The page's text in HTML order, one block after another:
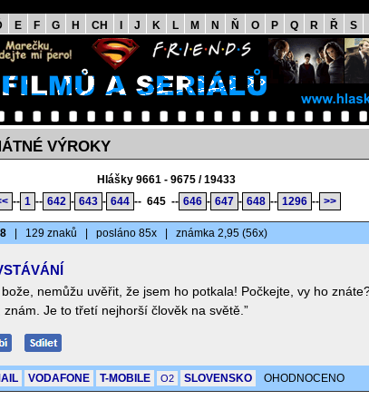
E F G H CH J K L M N Ň O P Q R Ř S
VÝROKY
Hlášky 9661 - 9675 / 19433
-- 1 -- 642 - 643 - 644 -- 645 -- 646 - 647 - 648 -- 1296 -- >>
129 znaků posláno 85x známka 2,95 (56x)
bože, nemůžu uvěřit, že jsem ho potkala! Počkejte, vy ho
znám. Je to třetí nejhorší člověk na světě.”
VODAFONE T-MOBILE O2 SLOVENSKO OHODNOCENO